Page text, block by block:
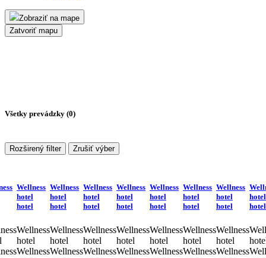
Zobraziť na mape
Zatvoriť mapu
Všetky prevádzky (0)
Rozširený filter Zrušiť výber
Wellness
hotel
hotel
Wellness
hotel
Wellness
Wellness
hotel
hotel
Wellness
hotel
Wellness
Wellness
hotel
hotel
Wellness
hotel
Wellness
Wellness
hotel
hotel
Wellness
hotel
Wellness
Wellness
hotel
hotel
Wellness
hotel
Wellness
Wellness
hotel
hotel
Wellness
hotel
Wellness
Wellness
hotel
hotel
Wellness
hotel
Wellness
hotel
hotel